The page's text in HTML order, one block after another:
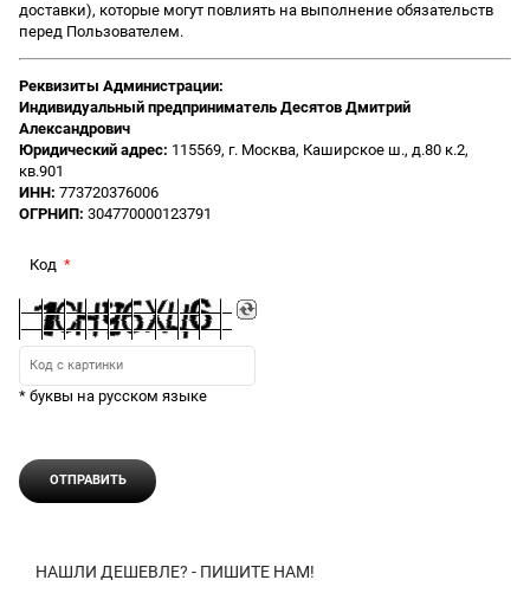
доставки), которые могут повлиять на выполнение обязательств
перед Пользователем.
Реквизиты Администрации:
Индивидуальный предприниматель Десятов Дмитрий
Александрович
Юридический адрес: 115569, г. Москва, Каширское ш., д.80 к.2,
кв.901
ИНН: 773720376006
ОГРНИП: 304770000123791
Код
* буквы на русском языке
НАШЛИ ДЕШЕВЛЕ? - ПИШИТЕ НАМ!